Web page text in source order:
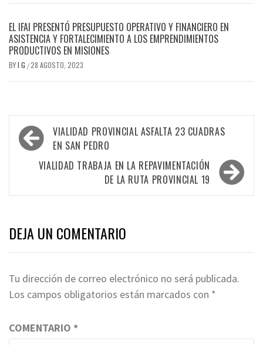
EL IFAI PRESENTÓ PRESUPUESTO OPERATIVO Y FINANCIERO EN
ASISTENCIA Y FORTALECIMIENTO A LOS EMPRENDIMIENTOS
PRODUCTIVOS EN MISIONES
BYI G /28 AGOSTO, 2023
Navegación
de
entradas
VIALIDAD PROVINCIAL ASFALTA 23 CUADRAS
EN SAN PEDRO
VIALIDAD TRABAJA EN LA REPAVIMENTACIÓN
DE LA RUTA PROVINCIAL 19
DEJA UN COMENTARIO
Tu dirección de correo electrónico no será publicada.
Los campos obligatorios están marcados con *
COMENTARIO *